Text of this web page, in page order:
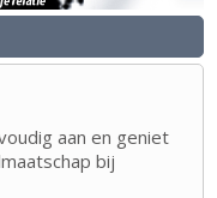
aan en geniet
bij